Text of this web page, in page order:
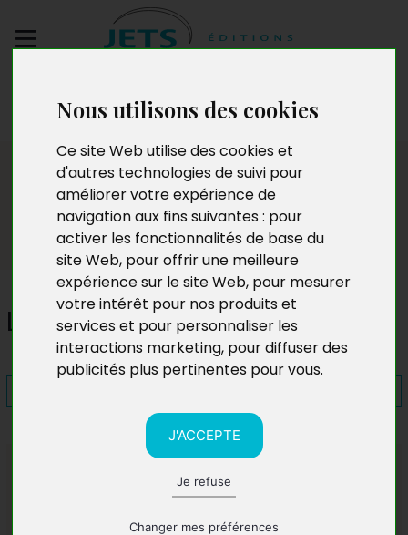
Nous utilisons des cookies
Ce site Web utilise des cookies et
d'autres technologies de suivi pour
améliorer votre expérience de
navigation aux fins suivantes : pour
activer les fonctionnalités de base du
site Web, pour offrir une meilleure
expérience sur le site Web, pour mesurer
votre intérêt pour nos produits et
services et pour personnaliser les
interactions marketing, pour diffuser des
publicités plus pertinentes pour vous.
J'ACCEPTE
Je refuse
Changer mes préférences
manuscrit
Presse
Le grimoire des fées
A lire également